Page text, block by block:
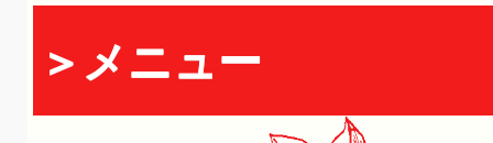
＞メニュー